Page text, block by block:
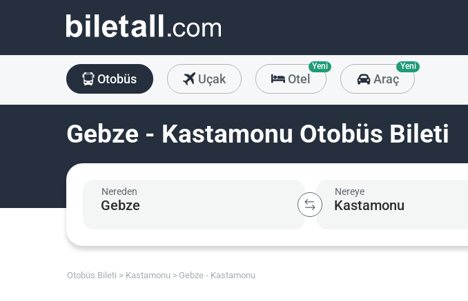
Otobüs Uçak Otel
Yeni
Araç
Yeni
Gebze - Kastamonu Otobüs Bileti
Nereden Nereye
Otobüs Bileti Kastamonu Gebze - Kastamonu